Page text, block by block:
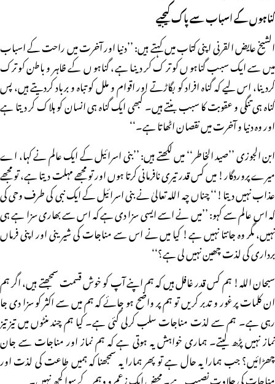
گناہوں کے اسباب سے پاک کیجیے
الشیخ عایض القرنی اپنی کتاب میں کہتے ہیں: ’’دنیا اور آخرت میں راحت کے اسباب
میں سے ایک سبب گناہوں کو ترک کر دینا ہے، گناہوں کے ظاہر و باطن کو ترک
کردینا، اس لیے کہ گناہ افراد کو بگاڑتے اور اقوام و ملل کو تباہ و برباد کردیتے ہیں، پس
گناہ ہی تنگی و عقوبت کا سبب بنتے ہیں۔ کبھی ایک گناہ ہی انسان کو ہلاک کر دیتا ہے
اور وہ دنیا و آخرت میں نقصان اٹھاتا ہے۔‘‘
ابن الجوزی ’’صید الخاطر‘‘ میں لکھتے ہیں: ’’بنی اسرائیل کے ایک عالم نے کہا، اے
میرے پروردگار! میں کس قدر تیری نافرمانی کرتا ہوں اور تو مجھے مہلت دیتا ہے، تو مجھے
عذاب نہیں دیتا!‘‘ چناں چہ اللہ تعالیٰ نے بنی اسرائیل کے ایک نبی کی طرف وحی کی
کہ اس عالم سے کہو: ’’میں نے اسے ایسی سزا دی ہے کہ اس سے بھاری سزا ہے ہی
نہیں، مگر وہ جانتا نہیں ہے! کیا میں نے اس سے مناجات کی شیرینی اور اپنی فرماں
برداری کی لذت چھین نہیں لی ہے؟‘‘
سبحان اللہ! ہم کس قدر غافل ہیں کہ ہم اپنے آپ کو خوش قسمت سمجھتے ہیں، اگر ہم
ان کلمات پر غور و تدبر کریں تو ہم پر واضح ہو جائے کہ ہم میں سے اکثر کو سزا دی جا
رہی ہے۔ ہم سے لذت مناجات سلب کرلی گئی ہے۔ کیا ہم چند منٹوں میں تیز تیز
نماز نہیں پڑھ لیتے۔ ہماری خواہش یہ ہوتی ہے کہ ہم نماز اور مناجات سے جان
چھڑائیں؟ جب ہمارا یہ حال ہے تو پھر ہمارا یہ سمجھنا کہ ہمیں طاعت کی لذت اور
مناجات کی حلاوت نصیب ہے۔ محض ایک زعم و وہم کے سوا کچھ نہیں۔